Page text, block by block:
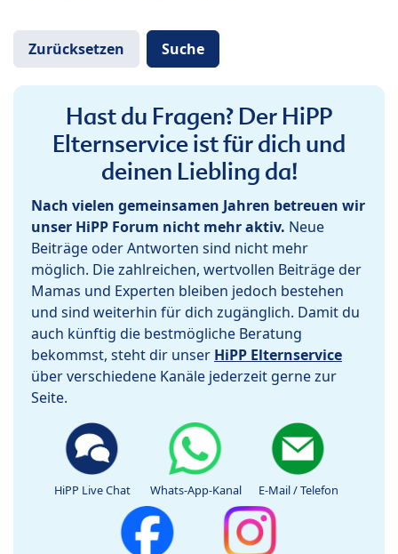
Hast du Fragen? Der HiPP
Elternservice ist für dich und
deinen Liebling da!
Nach vielen gemeinsamen Jahren betreuen wir
unser HiPP Forum nicht mehr aktiv. Neue
Beiträge oder Antworten sind nicht mehr
möglich. Die zahlreichen, wertvollen Beiträge der
Mamas und Experten bleiben jedoch bestehen
und sind weiterhin für dich zugänglich. Damit du
auch künftig die bestmögliche Beratung
bekommst, steht dir unser HiPP Elternservice
über verschiedene Kanäle jederzeit gerne zur
Seite.
HiPP Live Chat Whats-App-Kanal E-Mail / Telefon